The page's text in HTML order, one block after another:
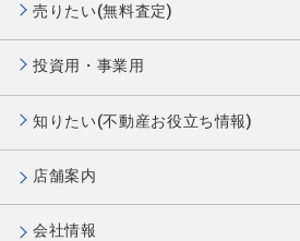
売りたい(無料査定)
投資用・事業用
知りたい(不動産お役立ち情報)
店舗案内
会社情報